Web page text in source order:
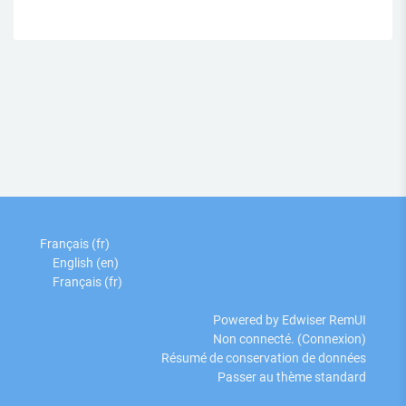
Français ‎(fr)‎
English ‎(en)‎
Français ‎(fr)‎
Powered by Edwiser RemUI
Non connecté. (Connexion)
Résumé de conservation de données
Passer au thème standard